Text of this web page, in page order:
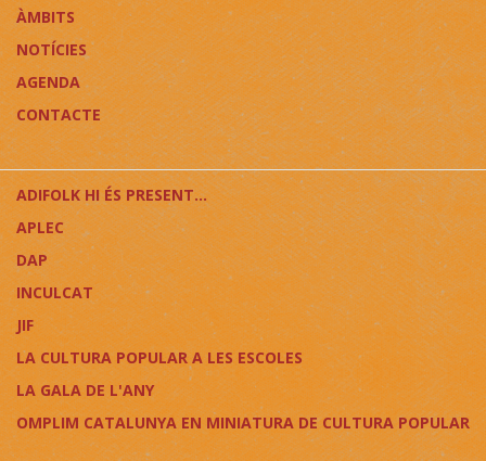
ÀMBITS
NOTÍCIES
AGENDA
CONTACTE
ADIFOLK HI ÉS PRESENT...
APLEC
DAP
INCULCAT
JIF
LA CULTURA POPULAR A LES ESCOLES
LA GALA DE L'ANY
OMPLIM CATALUNYA EN MINIATURA DE CULTURA POPULAR